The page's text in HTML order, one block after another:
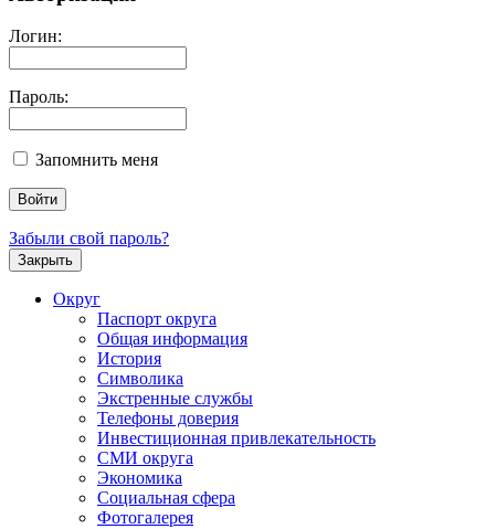
Логин:
Пароль:
Запомнить меня
Забыли свой пароль?
Закрыть
Округ
Паспорт округа
Общая информация
История
Символика
Экстренные службы
Телефоны доверия
Инвестиционная привлекательность
СМИ округа
Экономика
Социальная сфера
Фотогалерея